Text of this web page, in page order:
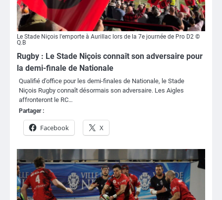
Le Stade Niçois l'emporte à Aurillac lors de la 7e journée de Pro D2 ©
Q.B
Rugby : Le Stade Niçois connaît son adversaire pour
la demi-finale de Nationale
Qualifié d’office pour les demi-finales de Nationale, le Stade
Niçois Rugby connaît désormais son adversaire. Les Aigles
affronteront le RC…
Partager :
Facebook X